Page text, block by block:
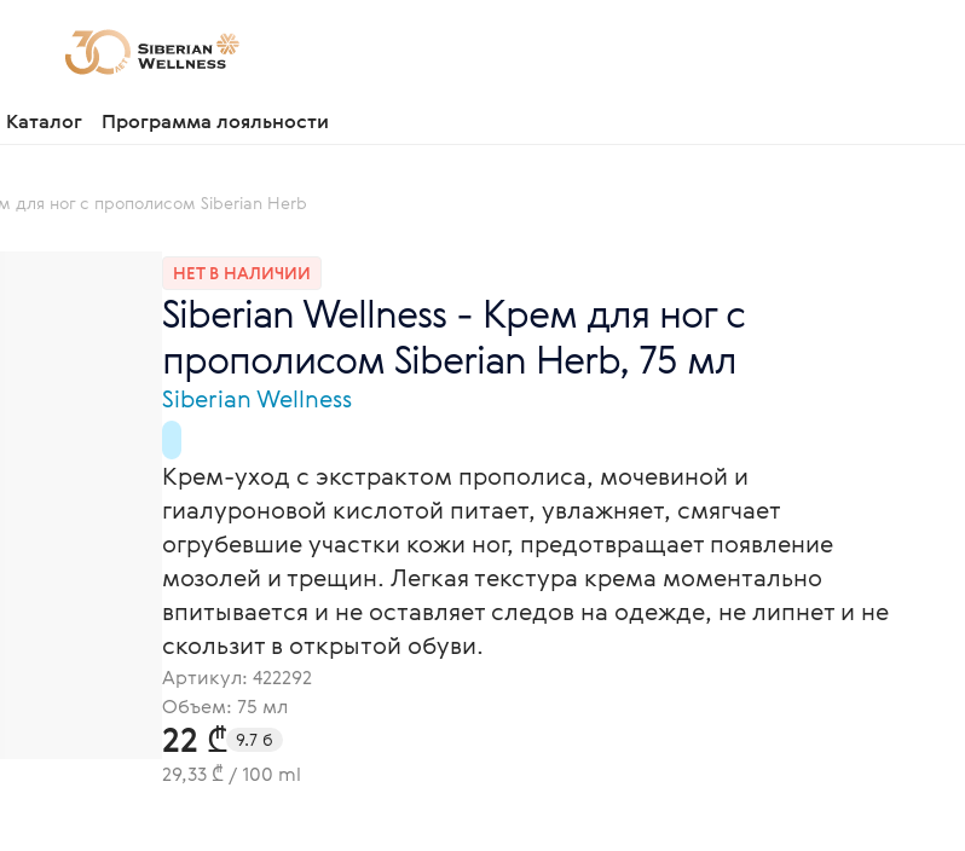
Каталог Программа лояльности
для ног с прополисом Siberian Herb
НЕТ В НАЛИЧИИ
Siberian Wellness - Крем для ног с
прополисом Siberian Herb, 75 мл
Siberian Wellness
Крем-уход с экстрактом прополиса, мочевиной и
гиалуроновой кислотой питает, увлажняет, смягчает
огрубевшие участки кожи ног, предотвращает появление
мозолей и трещин. Легкая текстура крема моментально
впитывается и не оставляет следов на одежде, не липнет и не
скользит в открытой обуви.
Артикул: 422292
Объем: 75 мл
22 ₾ 9.7 б
29,33 ₾ / 100 ml